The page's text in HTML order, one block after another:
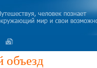
объезд